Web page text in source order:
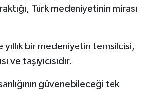
Türk medeniyetinin mirası
yıllık bir medeniyetin temsilcisi,
ve taşıyıcısıdır.
güvenebileceği tek